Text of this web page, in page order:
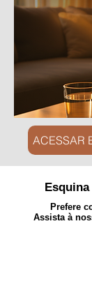
ACESSAR
Prefere
Assista à